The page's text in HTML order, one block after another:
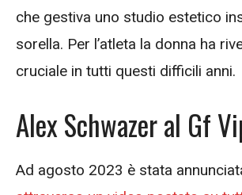
che gestiva uno studio estetico
sorella. Per l’atleta la donna ha
cruciale in tutti questi difficili anni.
Alex Schwazer al Gf
Ad agosto 2023 è stata